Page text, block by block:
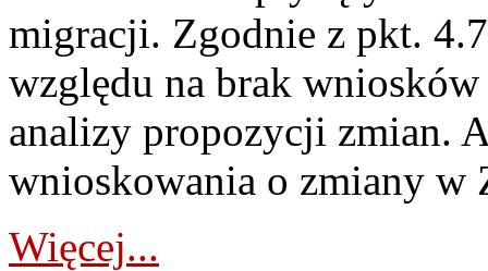
migracji. Zgodnie z pkt.
względu na brak
analizy propozycji zmian.
wnioskowania o zmiany w
Więcej...